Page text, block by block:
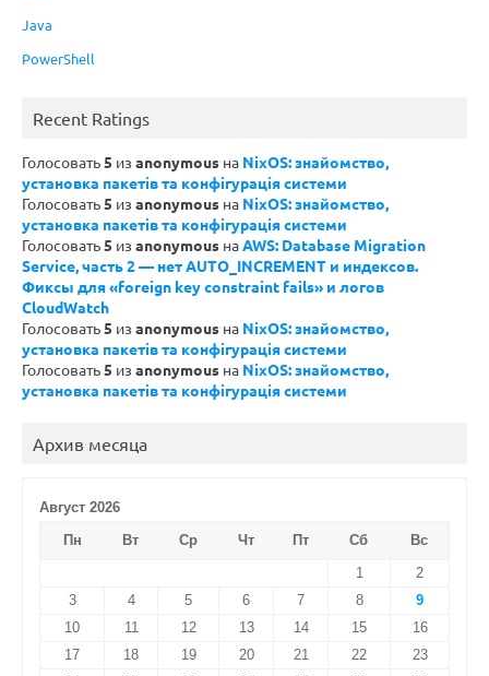
Java
PowerShell
Recent Ratings
Голосовать5 из anonymous на NixOS: знайомство,
установка пакетів та конфігурація системи
Голосовать5 из anonymous на NixOS: знайомство,
установка пакетів та конфігурація системи
Голосовать5 из anonymous наAWS: Database Migration
Service, часть 2 — нет AUTO_INCREMENT и индексов.
Фиксы для «foreign key constraint fails» и логов
CloudWatch
Голосовать5 из anonymous на NixOS: знайомство,
установка пакетів та конфігурація системи
Голосовать5 из anonymous на NixOS: знайомство,
установка пакетів та конфігурація системи
Архив месяца
Август 2026
Пн
Вт Ср Чт Пт Сб
Вс
1
2
3
4 5 6 7 8
9
10
11 12 13 14 15
16
17
18 19 20 21 22
23